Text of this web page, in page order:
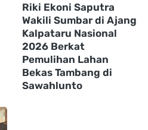
Riki Ekoni Saputra
Wakili Sumbar di Ajang
Kalpataru Nasional
2026 Berkat
Pemulihan Lahan
Bekas Tambang di
Sawahlunto